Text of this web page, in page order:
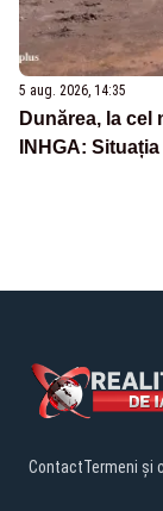
5 aug. 2026, 14:35
Dunărea, la cel
INHGA:
ContactTermeni și